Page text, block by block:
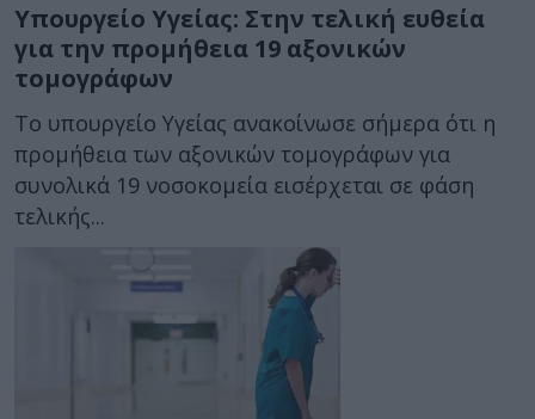
Υπουργείο Υγείας: Στην τελική ευθεία
για την προμήθεια 19 αξονικών
τομογράφων
Το υπουργείο Υγείας ανακοίνωσε σήμερα ότι η
προμήθεια των αξονικών τομογράφων για
συνολικά 19 νοσοκομεία εισέρχεται σε φάση
τελικής...